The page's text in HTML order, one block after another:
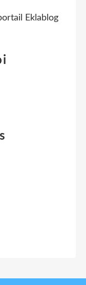
Eklablog